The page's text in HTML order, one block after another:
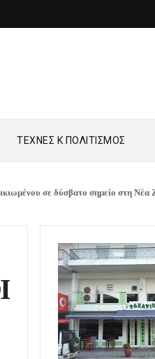
ΤΕΧΝΕΣ Κ ΠΟΛΙΤΙΣΜΟΣ
δύσβατο σημείο στη Νέα Ζωή